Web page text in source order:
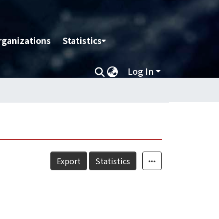
Statistics
Log In
Export Statistics